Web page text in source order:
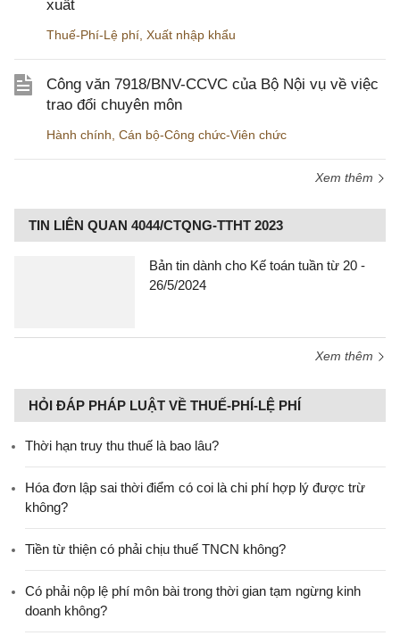
xuất
Thuế-Phí-Lệ phí Xuất nhập khẩu
Công văn 7918/BNV-CCVC của Bộ Nội vụ về việc
trao đổi chuyên môn
Hành chính Cán bộ-Công chức-Viên chức
Xem thêm
TIN LIÊN QUAN 4044/CTQNG-TTHT 2023
Bản tin dành cho Kế toán tuần từ 20 -
26/5/2024
Xem thêm
HỎI ĐÁP PHÁP LUẬT VỀ THUẾ-PHÍ-LỆ PHÍ
Thời hạn truy thu thuế là bao lâu?
Hóa đơn lập sai thời điểm có coi là chi phí hợp lý được trừ
không?
Tiền từ thiện có phải chịu thuế TNCN không?
Có phải nộp lệ phí môn bài trong thời gian tạm ngừng kinh
doanh không?